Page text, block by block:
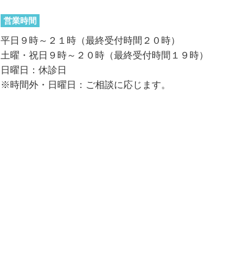
営業時間
平日９時～２１時（最終受付時間２０時）
土曜・祝日９時～２０時（最終受付時間１９時）
日曜日：休診日
※時間外・日曜日：ご相談に応じます。